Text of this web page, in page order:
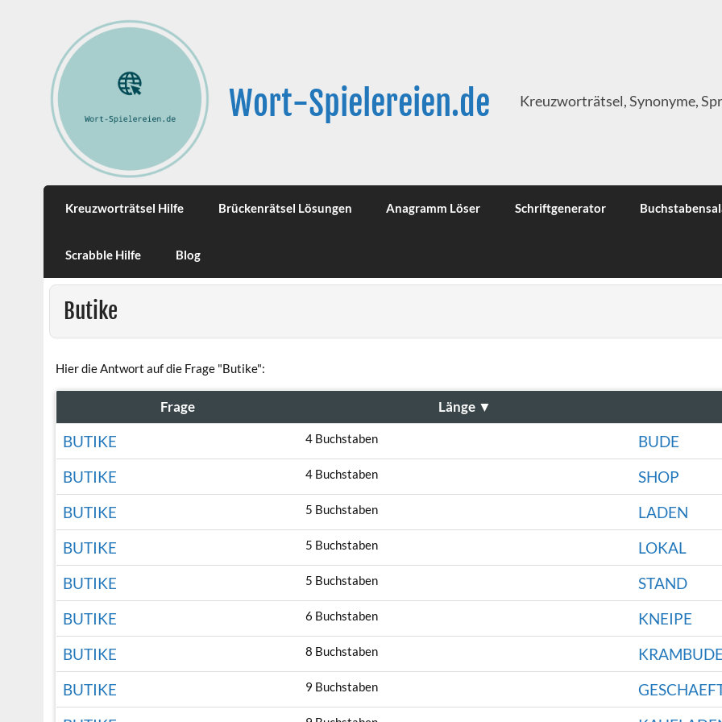
Wort-Spielereien.de Kreuzworträtsel, Synonyme,
Kreuzworträtsel Hilfe Brückenrätsel Lösungen Anagramm Löser Schriftgenerator
Scrabble Hilfe Blog
Butike
Hier die Antwort auf die Frage "Butike":
Frage Länge ▼
BUTIKE 4 Buchstaben
BUDE
BUTIKE
4 Buchstaben
SHOP
BUTIKE
5 Buchstaben
LADEN
BUTIKE
5 Buchstaben
LOKAL
BUTIKE
5 Buchstaben
STAND
BUTIKE
6 Buchstaben
KNEIPE
BUTIKE
8 Buchstaben
KRAMBUDE
BUTIKE
9 Buchstaben